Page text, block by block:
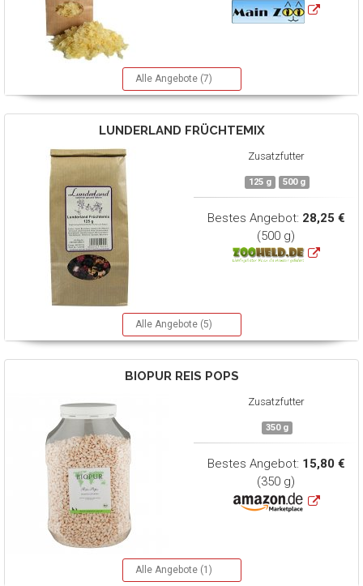
Alle Angebote (7)
LUNDERLAND FRÜCHTEMIX
Zusatzfutter
125 g 500 g
Bestes Angebot: 28,25 €
(500 g)
Alle Angebote (5)
BIOPURREIS POPS
Zusatzfutter
350 g
Bestes Angebot: 15,80 €
(350 g)
Alle Angebote (1)